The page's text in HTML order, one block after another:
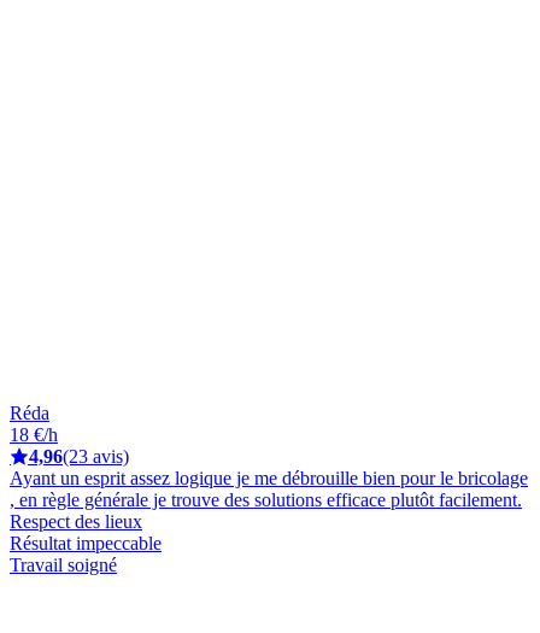
Réda
18 €/h
4,96(23 avis)
Ayant un esprit assez logique je me débrouille bien pour le bricolage
, en règle générale je trouve des solutions efficace plutôt facilement.
Respect des lieux
Résultat impeccable
Travail soigné